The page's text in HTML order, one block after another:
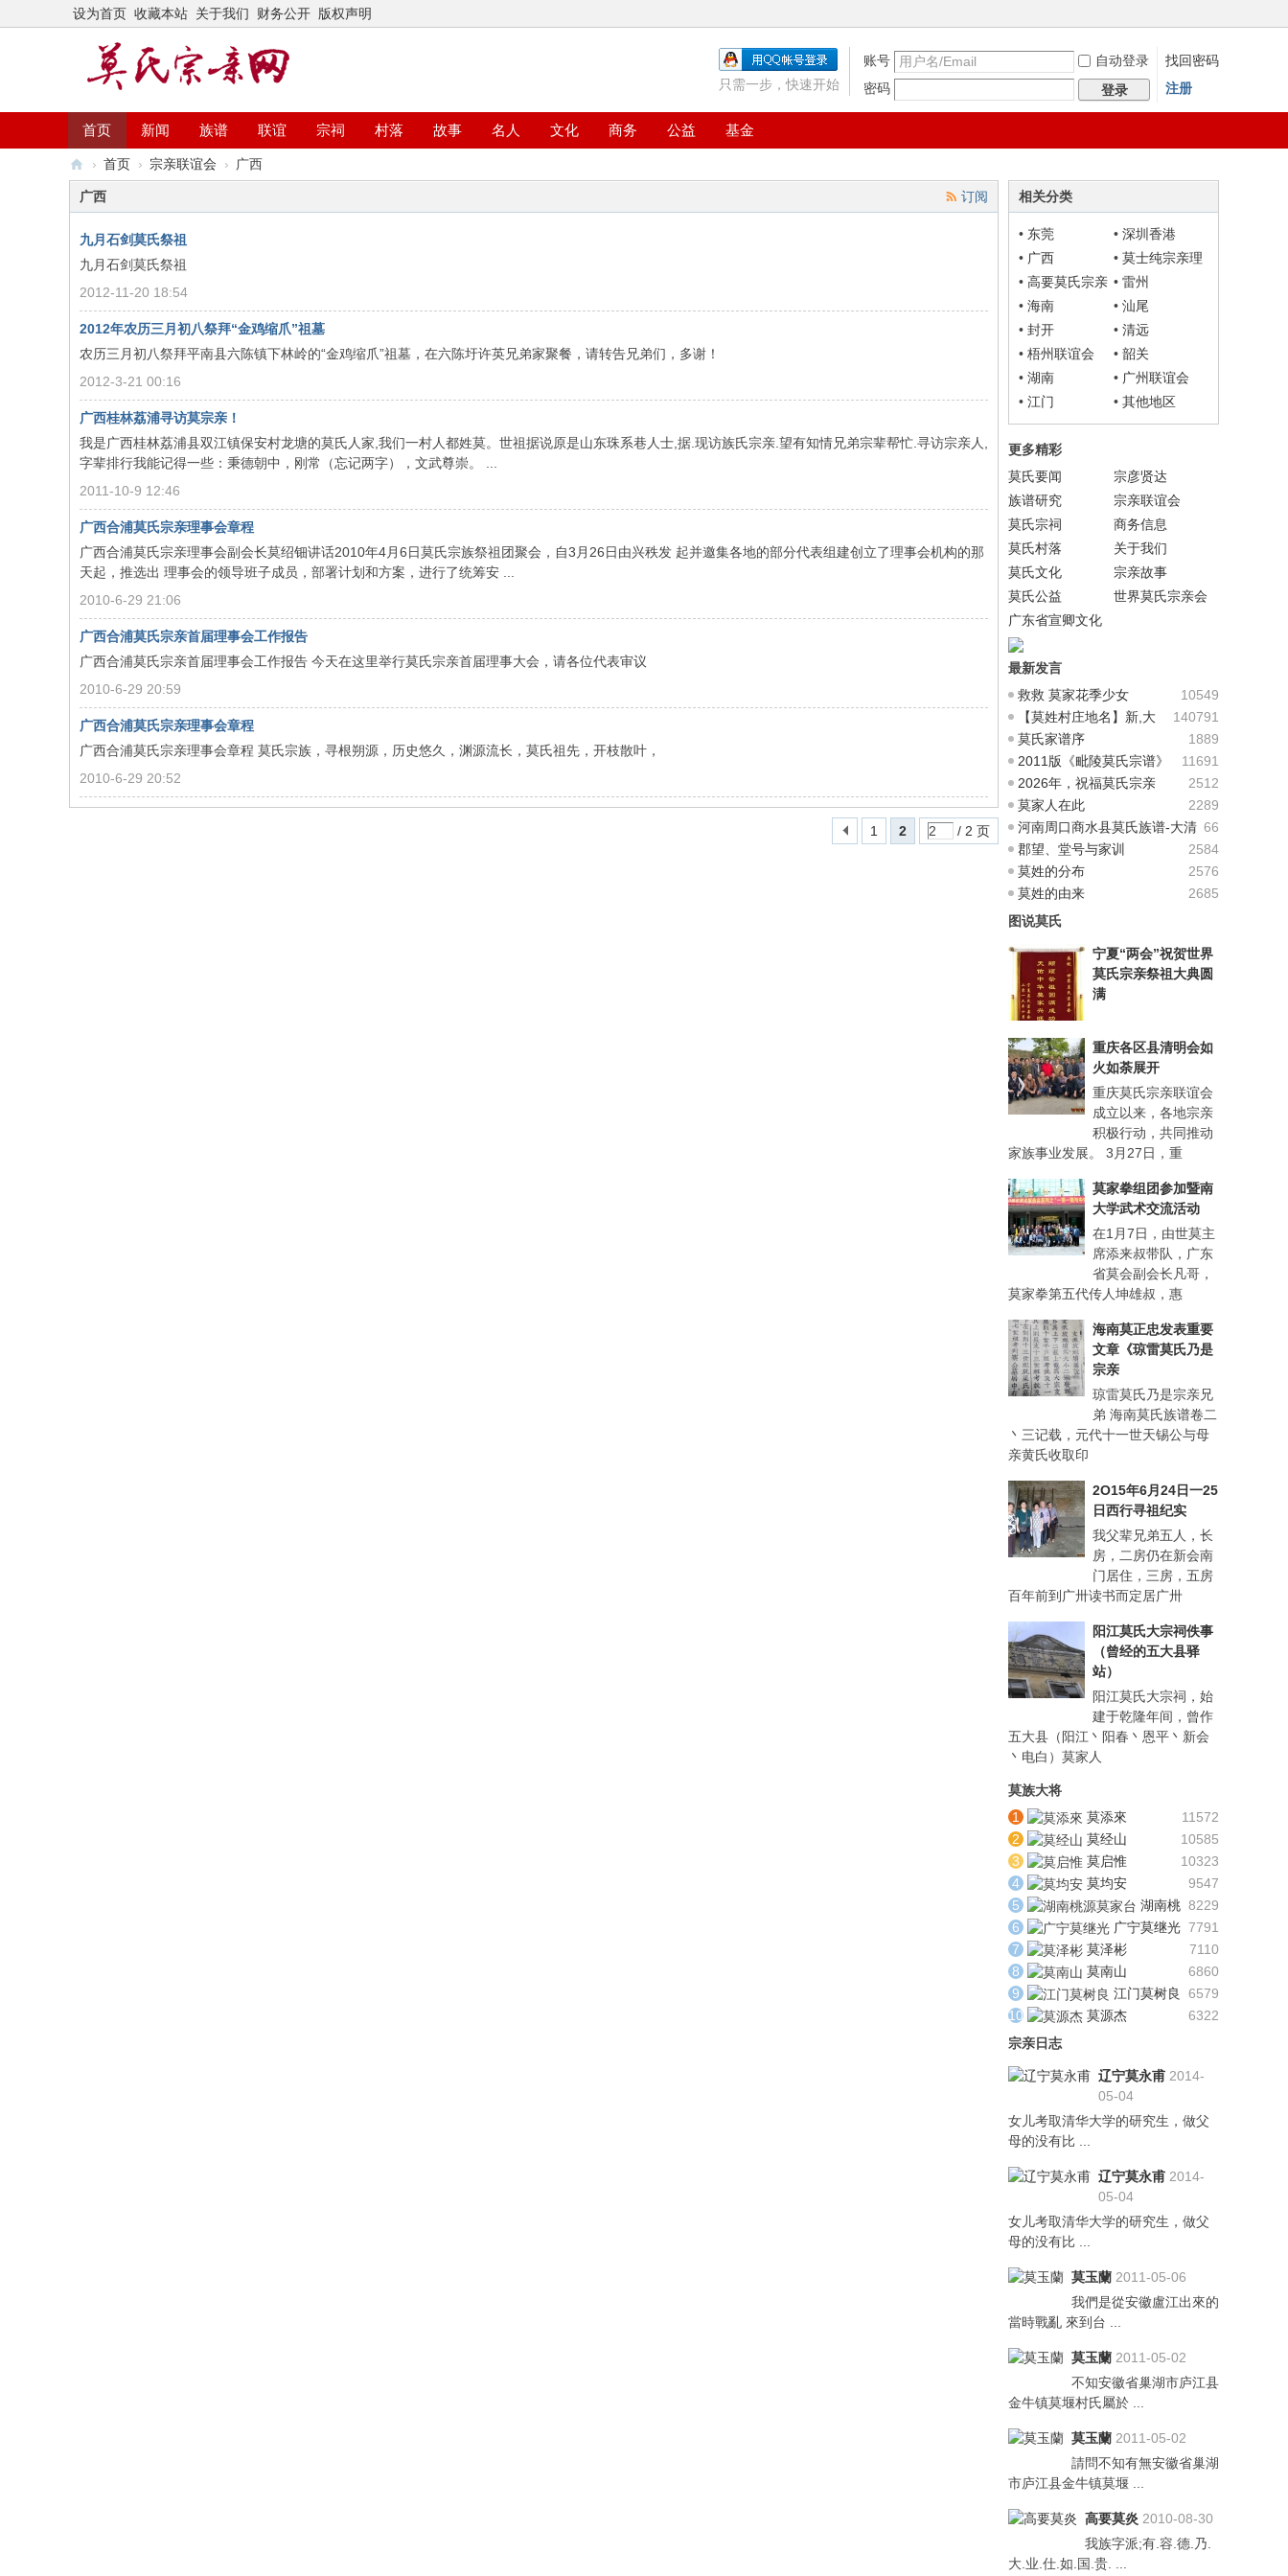
设为首页 收藏本站 关于我们 财务公开 版权声明
账号 自动登录
找回密码
密码
登录 注册
只需一步，快速开始
首页 新闻 族谱 联谊 宗祠 村落 故事 名人 文化 商务 公益 基金
莫
宗
亲
› 首页 › 宗亲联谊会 › 广西
订阅
广西
九月石剑莫氏祭祖
九月石剑莫氏祭祖
2012-11-20 18:54
2012年农历三月初八祭拜“金鸡缩爪”祖墓
农历三月初八祭拜平南县六陈镇下林岭的“金鸡缩爪”祖墓，在六陈圩许英兄弟家聚餐，请转告兄弟们，多谢！
2012-3-21 00:16
广西桂林荔浦寻访莫宗亲！
我是广西桂林荔浦县双江镇保安村龙塘的莫氏人家,我们一村人都姓莫。世祖据说原是山东珠系巷人士,据.现访族氏宗亲.望有知情兄弟宗辈帮忙.寻访宗亲人,
字辈排行我能记得一些：秉德朝中，刚常（忘记两字），文武尊崇。 ...
2011-10-9 12:46
广西合浦莫氏宗亲理事会章程
广西合浦莫氏宗亲理事会副会长莫绍钿讲话2010年4月6日莫氏宗族祭祖团聚会，自3月26日由兴秩发 起并邀集各地的部分代表组建创立了理事会机构的那
天起，推选出 理事会的领导班子成员，部署计划和方案，进行了统筹安 ...
2010-6-29 21:06
广西合浦莫氏宗亲首届理事会工作报告
广西合浦莫氏宗亲首届理事会工作报告 今天在这里举行莫氏宗亲首届理事大会，请各位代表审议
2010-6-29 20:59
广西合浦莫氏宗亲理事会章程
广西合浦莫氏宗亲理事会章程 莫氏宗族，寻根朔源，历史悠久，渊源流长，莫氏祖先，开枝散叶，
2010-6-29 20:52
1 2 / 2 页
相关分类
• 东莞 • 深圳香港
• 广西 • 莫士纯宗亲理
事会
• 高要莫氏宗亲
联谊会
• 雷州
• 海南 • 汕尾
• 封开 • 清远
• 梧州联谊会 • 韶关
• 湖南 • 广州联谊会
• 江门 • 其他地区
更多精彩
莫氏要闻
宗彦贤达
族谱研究
宗亲联谊会
莫氏宗祠
商务信息
莫氏村落
关于我们
莫氏文化
宗亲故事
莫氏公益
世界莫氏宗亲会
广东省宣卿文化
基金会
最新发言
10549
救救 莫家花季少女
140791
【莫姓村庄地名】新,大
汇编(部分,待补充...
1889
莫氏家谱序
11691
2011版《毗陵莫氏宗谱》
电子版提供下载-下
2512
2026年，祝福莫氏宗亲
2289
莫家人在此
66
河南周口商水县莫氏族谱-大清
道光
2584
郡望、堂号与家训
2576
莫姓的分布
2685
莫姓的由来
图说莫氏
宁夏“两会”祝贺世界
莫氏宗亲祭祖大典圆
满
重庆各区县清明会如
火如荼展开
重庆莫氏宗亲联谊会
成立以来，各地宗亲
积极行动，共同推动
家族事业发展。 3月27日，重
莫家拳组团参加暨南
大学武术交流活动
在1月7日，由世莫主
席添来叔带队，广东
省莫会副会长凡哥，
莫家拳第五代传人坤雄叔，惠
海南莫正忠发表重要
文章《琼雷莫氏乃是
宗亲
琼雷莫氏乃是宗亲兄
弟 海南莫氏族谱卷二
丶三记载，元代十一世天锡公与母
亲黄氏收取印
2O15年6月24日一25
日西行寻祖纪实
我父辈兄弟五人，长
房，二房仍在新会南
门居住，三房，五房
百年前到广卅读书而定居广卅
阳江莫氏大宗祠佚事
（曾经的五大县驿
站）
阳江莫氏大宗祠，始
建于乾隆年间，曾作
五大县（阳江丶阳春丶恩平丶新会
丶电白）莫家人
莫族大将
11572
莫添來
10585
莫经山
10323
莫启惟
9547
莫均安
8229
湖南桃
源莫家台
7791
广宁莫继光
7110
莫泽彬
6860
莫南山
6579
江门莫树良
6322
莫源杰
宗亲日志
辽宁莫永甫 2014-
05-04
女儿考取清华大学的研究生，做父
母的没有比 ...
辽宁莫永甫 2014-
05-04
女儿考取清华大学的研究生，做父
母的没有比 ...
莫玉蘭 2011-05-06
我們是從安徽盧江出來的
當時戰亂 來到台 ...
莫玉蘭 2011-05-02
不知安徽省巢湖市庐江县
金牛镇莫堰村氏屬於 ...
莫玉蘭 2011-05-02
請問不知有無安徽省巢湖
市庐江县金牛镇莫堰 ...
高要莫炎 2010-08-30
我族字派;有.容.德.乃.
大.业.仕.如.国.贵. ...